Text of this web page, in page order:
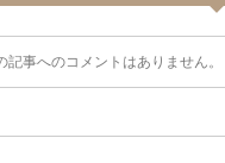
記事へのコメントはありません。